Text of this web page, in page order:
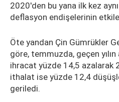
2020'den bu yana ilk kez
deflasyon endişelerinin
Öte yandan Çin Gümrükler
göre, temmuzda, geçen yılın
ihracat yüzde 14,5 azalarak
ithalat ise yüzde 12,4
geriledi.